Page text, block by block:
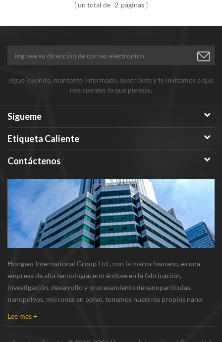
un total de 2 páginas
sigue leyendo, mantente informado, suscríbete y te invitamos a que
nos cuentes lo que piensas.
Sígueme
Etiqueta Caliente
Contáctenos
Hongwu International Group Ltd , con la marca hwnano, es una
empresa de alta tecnologíacentrándose en la fabricación,
investigación, desarrollo y procesamiento denanopartículas,
nanopolvos, micrones en polvo. tenemos nuestros propios nano
Lee mas +